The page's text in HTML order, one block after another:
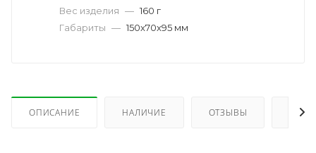
Вес изделия — 160 г
Габариты — 150x70x95 мм
ОПИСАНИЕ НАЛИЧИЕ ОТЗЫВЫ КАК